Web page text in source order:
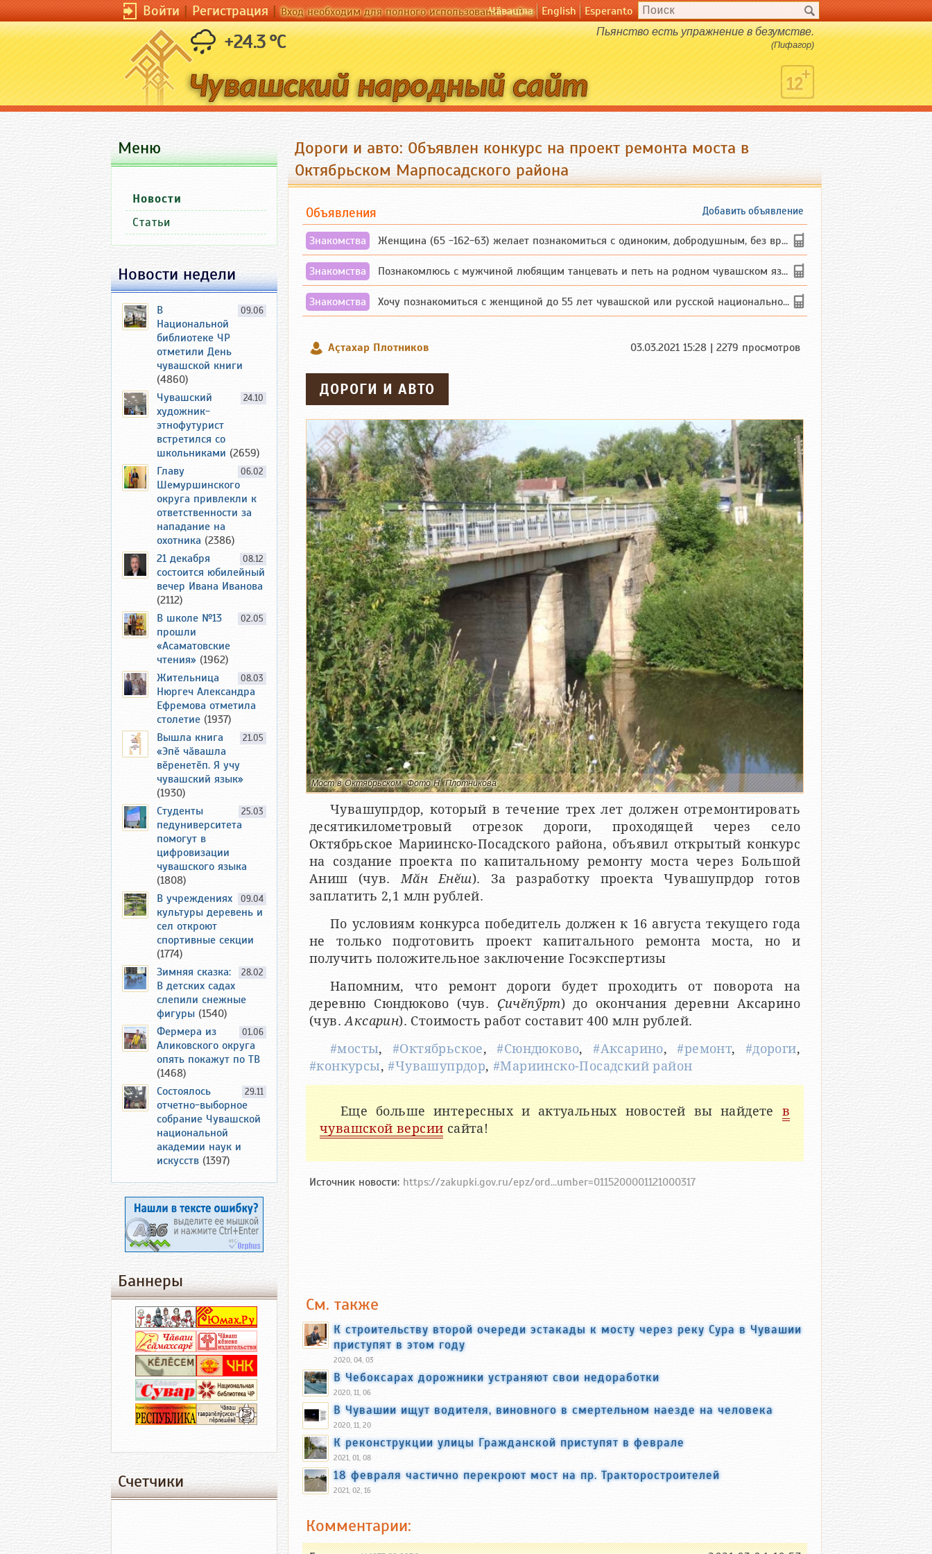
Войти|Регистрация|Вход необходим для полного использования сайта
Чӑвашла English Esperanto
+24.3 °C Пьянство есть упражнение в безумстве.
(Пифагор)
Дороги и авто: Объявлен конкурс на проект ремонта моста в
Октябрьском Марпосадского района
Добавить объявление
Объявления
Знакомства Женщина (65 -162-63) желает познакомиться с одиноким, добродушным, без вредных ...
Знакомства Познакомлюсь с мужчиной любящим танцевать и петь на родном чувашском языке
Знакомства Хочу познакомиться с женщиной до 55 лет чувашской или русской национальности дл...
Аçтахар Плотников 03.03.2021 15:28 | 2279 просмотров
ДОРОГИ И АВТО
Мост в Октябрьском. Фото Н. Плотникова
Чувашупрдор, который в течение трех лет должен отремонтировать
десятикилометровый отрезок дороги, проходящей через село
Октябрьское Мариинско-Посадского района, объявил открытый конкурс
на создание проекта по капитальному ремонту моста через Большой
Аниш (чув. Мӑн Енӗш). За разработку проекта Чувашупрдор готов
заплатить 2,1 млн рублей.
По условиям конкурса победитель должен к 16 августа текущего года
не только подготовить проект капитального ремонта моста, но и
получить положительное заключение Госэкспертизы
Напомним, что ремонт дороги будет проходить от поворота на
деревню Сюндюково (чув. Ҫичӗпӳрт) до окончания деревни Аксарино
(чув.Аксарин). Стоимость работ составит 400 млн рублей.
#мосты,#Октябрьское,#Сюндюково,#Аксарино,#ремонт, #дороги,
#конкурсы,#Чувашупрдор,#Мариинско-Посадский район
Еще больше интересных и актуальных новостей вы найдете в
чувашской версии сайта!
Источник новости: https://zakupki.gov.ru/epz/ord...umber=0115200001121000317
См. также
К строительству второй очереди эстакады к мосту через реку Сура в Чувашии
приступят в этом году
2020, 04, 03
В Чебоксарах дорожники устраняют свои недоработки
2020, 11, 06
В Чувашии ищут водителя, виновного в смертельном наезде на человека
2020, 11, 20
К реконструкции улицы Гражданской приступят в феврале
2021, 01, 08
18 февраля частично перекроют мост на пр. Тракторостроителей
2021, 02, 16
Комментарии:
Меню
Новости
Статьи
Новости недели
09.06
В
Национальной
библиотеке ЧР
отметили День
чувашской книги
(4860)
24.10
Чувашский
художник-
этнофутурист
встретился со
школьниками (2659)
06.02
Главу
Шемуршинского
округа привлекли к
ответственности за
нападание на
охотника (2386)
08.12
21 декабря
состоится юбилейный
вечер Ивана Иванова
(2112)
02.05
В школе №13
прошли
«Асаматовские
чтения» (1962)
08.03
Жительница
Нюргеч Александра
Ефремова отметила
столетие (1937)
21.05
Вышла книга
«Эпӗ чӑвашла
вӗренетӗп. Я учу
чувашский язык»
(1930)
25.03
Студенты
педуниверситета
помогут в
цифровизации
чувашского языка
(1808)
09.04
В учреждениях
культуры деревень и
сел откроют
спортивные секции
(1774)
28.02
Зимняя сказка:
В детских садах
слепили снежные
фигуры (1540)
01.06
Фермера из
Аликовского округа
опять покажут по ТВ
(1468)
29.11
Состоялось
отчетно-выборное
собрание Чувашской
национальной
академии наук и
искусств (1397)
Баннеры
Счетчики